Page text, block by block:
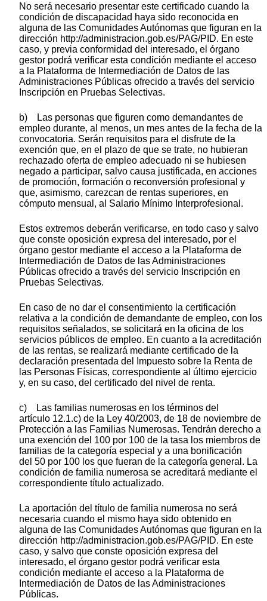
No será necesario presentar este certificado cuando la
condición de discapacidad haya sido reconocida en
alguna de las Comunidades Autónomas que figuran en la
dirección http://administracion.gob.es/PAG/PID. En este
caso, y previa conformidad del interesado, el órgano
gestor podrá verificar esta condición mediante el acceso
a la Plataforma de Intermediación de Datos de las
Administraciones Públicas ofrecido a través del servicio
Inscripción en Pruebas Selectivas.
b) Las personas que figuren como demandantes de
empleo durante, al menos, un mes antes de la fecha de la
convocatoria. Serán requisitos para el disfrute de la
exención que, en el plazo de que se trate, no hubieran
rechazado oferta de empleo adecuado ni se hubiesen
negado a participar, salvo causa justificada, en acciones
de promoción, formación o reconversión profesional y
que, asimismo, carezcan de rentas superiores, en
cómputo mensual, al Salario Mínimo Interprofesional.
Estos extremos deberán verificarse, en todo caso y salvo
que conste oposición expresa del interesado, por el
órgano gestor mediante el acceso a la Plataforma de
Intermediación de Datos de las Administraciones
Públicas ofrecido a través del servicio Inscripción en
Pruebas Selectivas.
En caso de no dar el consentimiento la certificación
relativa a la condición de demandante de empleo, con los
requisitos señalados, se solicitará en la oficina de los
servicios públicos de empleo. En cuanto a la acreditación
de las rentas, se realizará mediante certificado de la
declaración presentada del Impuesto sobre la Renta de
las Personas Físicas, correspondiente al último ejercicio
y, en su caso, del certificado del nivel de renta.
c) Las familias numerosas en los términos del
artículo 12.1.c) de la Ley 40/2003, de 18 de noviembre de
Protección a las Familias Numerosas. Tendrán derecho a
una exención del 100 por 100 de la tasa los miembros de
familias de la categoría especial y a una bonificación
del 50 por 100 los que fueran de la categoría general. La
condición de familia numerosa se acreditará mediante el
correspondiente título actualizado.
La aportación del título de familia numerosa no será
necesaria cuando el mismo haya sido obtenido en
alguna de las Comunidades Autónomas que figuran en la
dirección http://administracion.gob.es/PAG/PID. En este
caso, y salvo que conste oposición expresa del
interesado, el órgano gestor podrá verificar esta
condición mediante el acceso a la Plataforma de
Intermediación de Datos de las Administraciones
Públicas.